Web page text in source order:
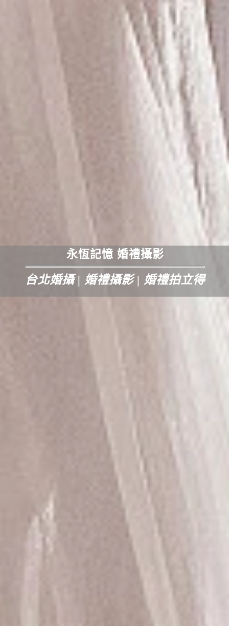
永恆記憶 婚禮攝影
台北婚攝 | 婚禮攝影 | 婚禮拍立得